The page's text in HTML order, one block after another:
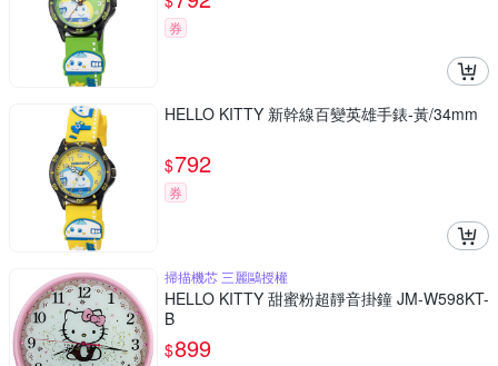
券
HELLO KITTY 新幹線百變英雄手錶-黃/34mm
$792
券
掃描機芯 三麗鷗授權
HELLO KITTY 甜蜜粉超靜音掛鐘 JM-W598KT-
B
$899